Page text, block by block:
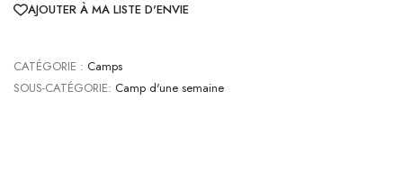
AJOUTER À MA LISTE D'ENVIE
CATÉGORIE : Camps
SOUS-CATÉGORIE: Camp d'une semaine